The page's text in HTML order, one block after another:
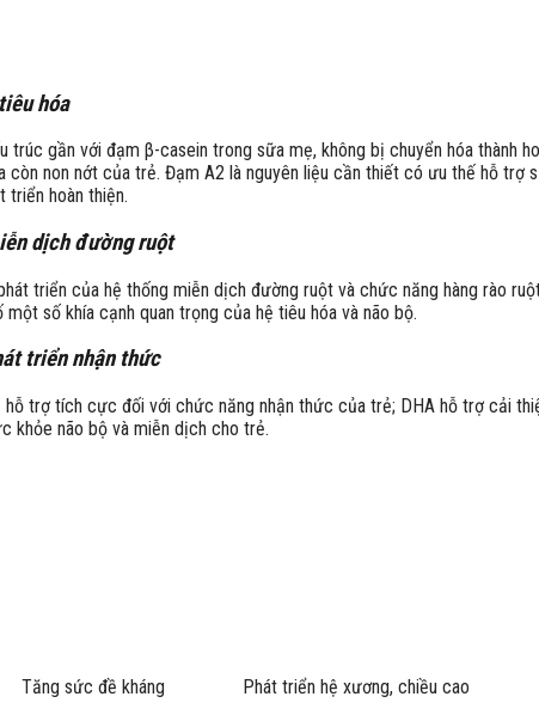
hóa
trúc gần với đạm β-casein trong sữa mẹ, không bị chuyển hóa thành
còn non nớt của trẻ. Đạm A2 là nguyên liệu cần thiết có ưu thế hỗ trợ
triển hoàn thiện.
dịch đường ruột
triển của hệ thống miễn dịch đường ruột và chức năng hàng rào
số khía cạnh quan trọng của hệ tiêu hóa và não bộ.
triển nhận thức
hỗ trợ tích cực đối với chức năng nhận thức của trẻ; DHA hỗ trợ cải
khỏe não bộ và miễn dịch cho trẻ.
Tăng sức đề kháng Phát triển hệ xương, chiều cao